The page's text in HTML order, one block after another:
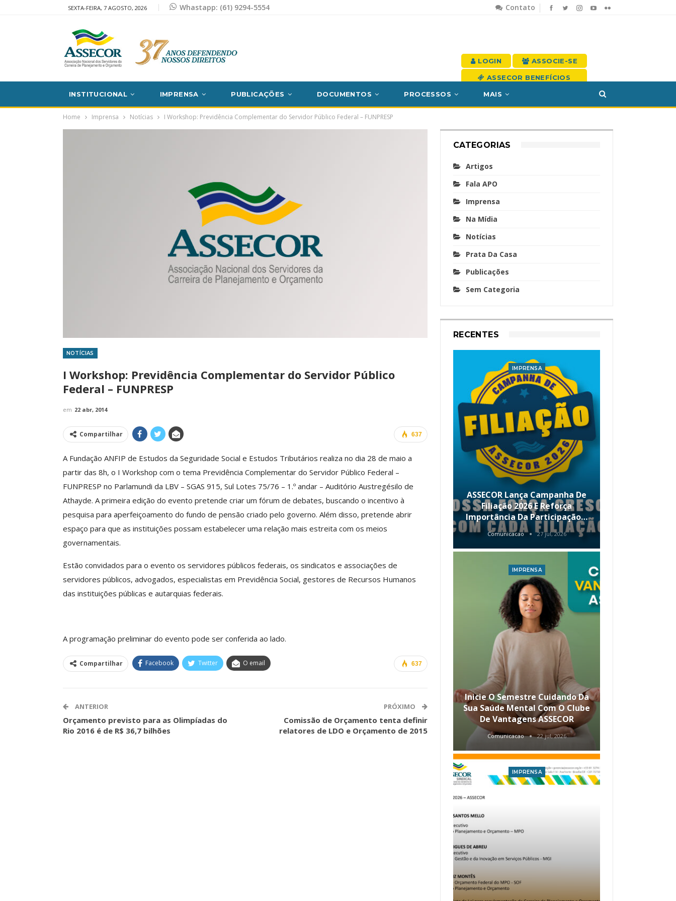
Contato
SEXTA-FEIRA, 7 AGOSTO, 2026 Whastapp: (61) 9294-5554
LOGIN ASSOCIE-SE
ASSECOR BENEFÍCIOS
INSTITUCIONAL IMPRENSA PUBLICAÇÕES DOCUMENTOS PROCESSOS MAIS
Home Imprensa Notícias I Workshop: Previdência Complementar do Servidor Público Federal – FUNPRESP
NOTÍCIAS
I Workshop: Previdência Complementar do Servidor Público
Federal – FUNPRESP
em 22 abr, 2014
637
Compartilhar
A Fundação ANFIP de Estudos da Seguridade Social e Estudos Tributários realiza no dia 28 de maio a
partir das 8h, o I Workshop com o tema Previdência Complementar do Servidor Público Federal –
FUNPRESP no Parlamundi da LBV – SGAS 915, Sul Lotes 75/76 – 1.º andar – Auditório Austregésilo de
Athayde. A primeira edição do evento pretende criar um fórum de debates, buscando o incentivo à
pesquisa para aperfeiçoamento do fundo de pensão criado pelo governo. Além disso, pretende abrir
espaço para que as instituições possam estabelecer uma relação mais estreita com os meios
governamentais.
Estão convidados para o evento os servidores públicos federais, os sindicatos e associações de
servidores públicos, advogados, especialistas em Previdência Social, gestores de Recursos Humanos
das instituições públicas e autarquias federais.
A programação preliminar do evento pode ser conferida ao lado.
637
Compartilhar Facebook Twitter O email
ANTERIOR
Orçamento previsto para as Olimpíadas do
Rio 2016 é de R$ 36,7 bilhões
PRÓXIMO
Comissão de Orçamento tenta definir
relatores de LDO e Orçamento de 2015
CATEGORIAS
Artigos
Fala APO
Imprensa
Na Mídia
Notícias
Prata Da Casa
Publicações
Sem Categoria
RECENTES
Reúne Dezenas De Escolas De
Idiomas Com Condições…
Comunicacao 29 jun, 2026
IMPRENSA
Reforça…
Comunicacao
Presidente Da ASSECOR
Participa De Debate Sobre A
Unificação Das Carreiras Do…
Comunicacao 5 ago, 2026
IMPRENSA
Valores Fundantes Da Ação
Sindical
Comunicacao 29 jul, 2026
IMPRENSA
ASSECOR Lança Campanha De
Filiação 2026 E Reforça
Importância Da Participação…
Comunicacao 27 jul, 2026
IMPRENSA
Inicie O Semestre Cuidando Da
Sua Saúde Mental Com O Clube
De Vantagens ASSECOR
Comunicacao 22 jul, 2026
IMPRENSA